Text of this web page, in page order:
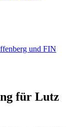
für Lutz